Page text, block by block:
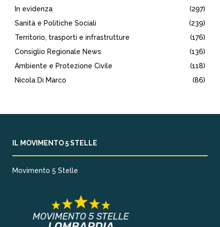
In evidenza
(297)
Sanità e Politiche Sociali
(239)
Territorio, trasporti e infrastrutture
(176)
Consiglio Regionale News
(136)
Ambiente e Protezione Civile
(118)
Nicola Di Marco
(86)
IL MOVIMENTO 5 STELLE
Movimento 5 Stelle